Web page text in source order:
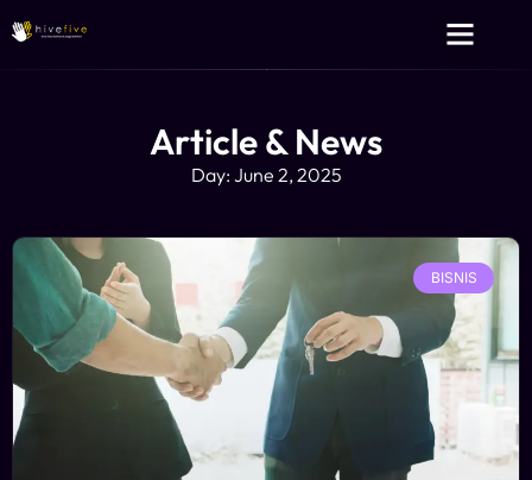
Article & News
Day: June 2, 2025
BISNIS